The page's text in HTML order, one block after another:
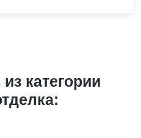
категории